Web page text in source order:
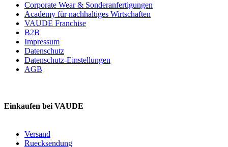
Corporate Wear & Sonderanfertigungen
Academy für nachhaltiges Wirtschaften
VAUDE Franchise
B2B
Impressum
Datenschutz
Datenschutz-Einstellungen
AGB
Einkaufen bei VAUDE
Versand
Ruecksendung